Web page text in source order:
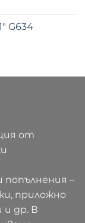
G634
от
попълнения –
приложно
и др. В